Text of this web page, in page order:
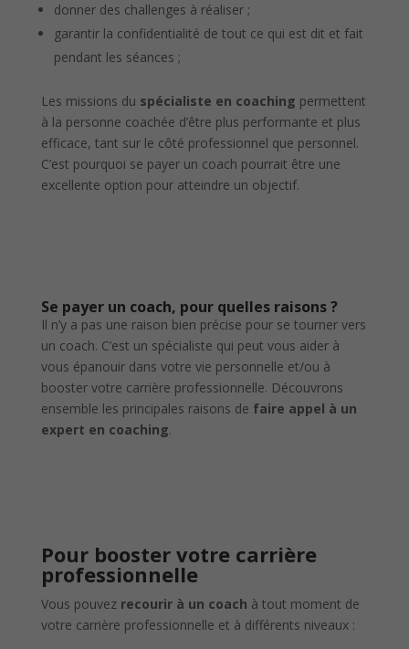
donner des challenges à réaliser ;
garantir la confidentialité de tout ce qui est dit et fait
pendant les séances ;
Les missions du spécialiste en coaching permettent
à la personne coachée d’être plus performante et plus
efficace, tant sur le côté professionnel que personnel.
C’est pourquoi se payer un coach pourrait être une
excellente option pour atteindre un objectif.
Se payer un coach, pour quelles raisons ?
Il n’y a pas une raison bien précise pour se tourner vers
un coach. C’est un spécialiste qui peut vous aider à
vous épanouir dans votre vie personnelle et/ou à
booster votre carrière professionnelle. Découvrons
ensemble les principales raisons de faire appel à un
expert en coaching.
Pour booster votre carrière
professionnelle
Vous pouvez recourir à un coach à tout moment de
votre carrière professionnelle et à différents niveaux :